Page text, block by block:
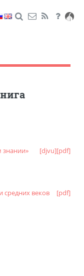
[djvu][pdf]
средних веков [pdf]